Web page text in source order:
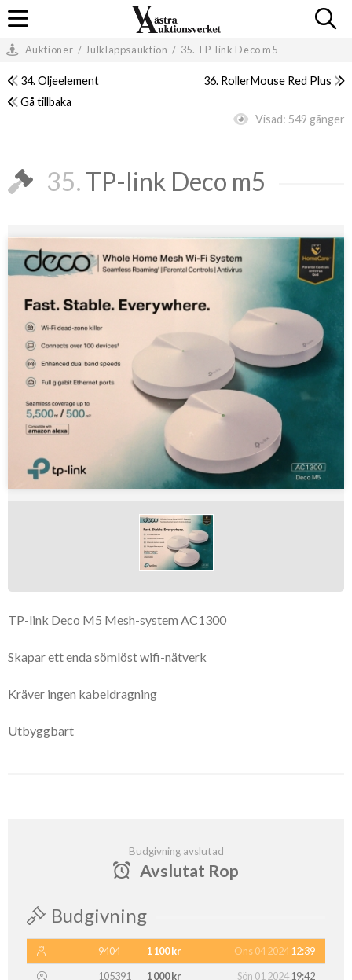
Auktioner / Julklappsauktion / 35. TP-link Deco m5
34. Oljeelement
36. RollerMouse Red Plus
Gå tillbaka
Visad: 549 gånger
35. TP-link Deco m5
TP-link Deco M5 Mesh-system AC1300
Skapar ett enda sömlöst wifi-nätverk
Kräver ingen kabeldragning
Utbyggbart
Budgivning avslutad
Avslutat Rop
Budgivning
9404 1 100 kr Ons 04 202412:39
105391
1 000 kr Sön 01 202419:42